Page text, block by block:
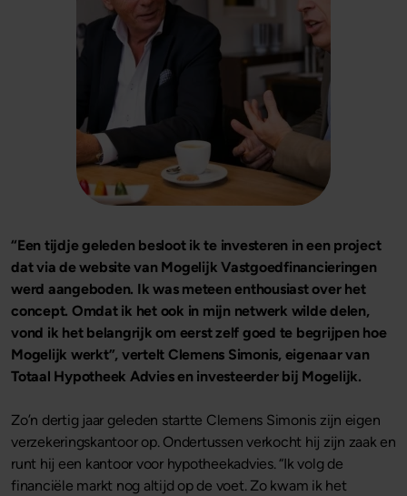
“Een tijdje geleden besloot ik te investeren in een project
dat via de website van Mogelijk Vastgoedfinancieringen
werd aangeboden. Ik was meteen enthousiast over het
concept. Omdat ik het ook in mijn netwerk wilde delen,
vond ik het belangrijk om eerst zelf goed te begrijpen hoe
Mogelijk werkt”, vertelt Clemens Simonis, eigenaar van
Totaal Hypotheek Advies en investeerder bij Mogelijk.
Zo’n dertig jaar geleden startte Clemens Simonis zijn eigen
verzekeringskantoor op. Ondertussen verkocht hij zijn zaak en
runt hij een kantoor voor hypotheekadvies. “Ik volg de
financiële markt nog altijd op de voet. Zo kwam ik het